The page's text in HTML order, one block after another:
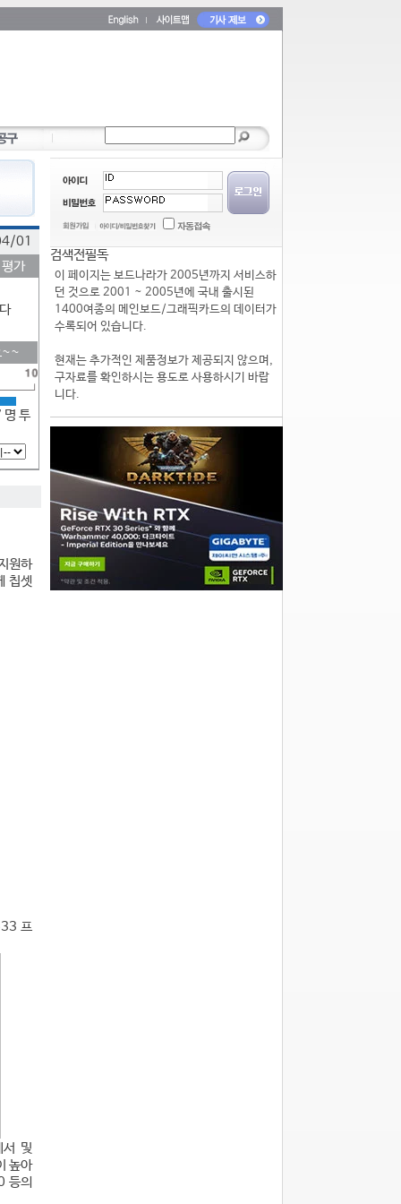
01
가
~~
투
원하
칩셋
프
서 및
높아
등의
검색전필독
이 페이지는 보드나라가 2005년까지 서비스하
던 것으로 2001 ~ 2005년에 국내 출시된
1400여종의 메인보드/그래픽카드의 데이터가
수록되어 있습니다.
현재는 추가적인 제품정보가 제공되지 않으며,
구자료를 확인하시는 용도로 사용하시기 바랍
니다.